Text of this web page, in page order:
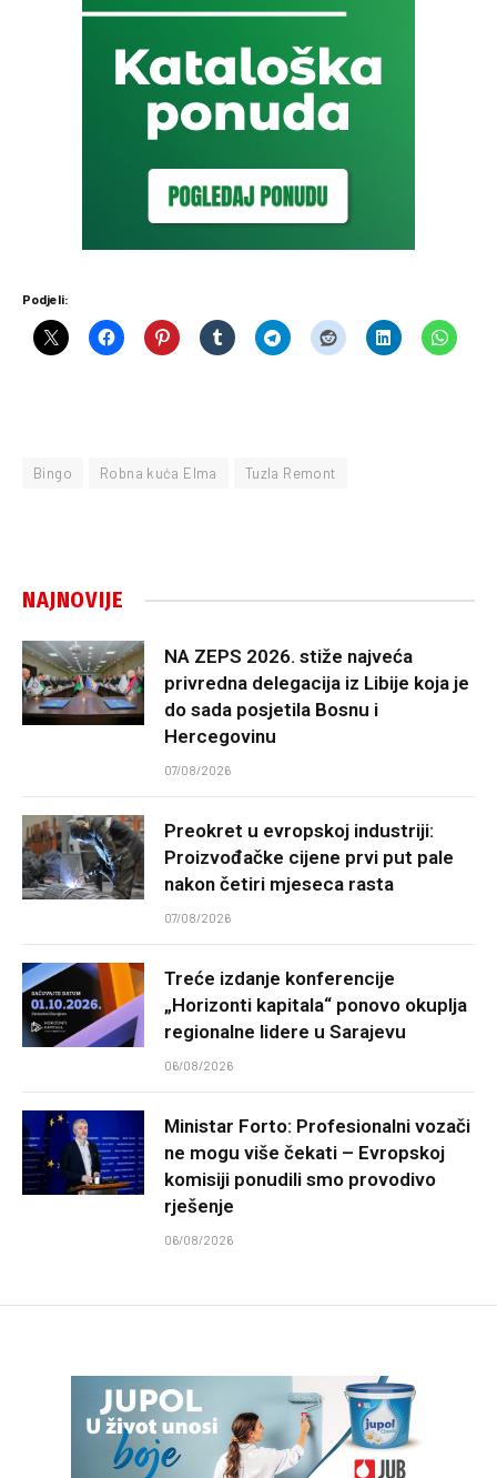
Podjeli:
Bingo Robna kuća Elma Tuzla Remont
NAJNOVIJE
NA ZEPS 2026. stiže najveća
privredna delegacija iz Libije koja je
do sada posjetila Bosnu i
Hercegovinu
07/08/2026
Preokret u evropskoj industriji:
Proizvođačke cijene prvi put pale
nakon četiri mjeseca rasta
07/08/2026
Treće izdanje konferencije
„Horizonti kapitala“ ponovo okuplja
regionalne lidere u Sarajevu
06/08/2026
Ministar Forto: Profesionalni vozači
ne mogu više čekati – Evropskoj
komisiji ponudili smo provodivo
rješenje
06/08/2026